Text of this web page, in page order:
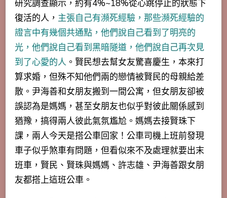
研究調查顯示，約有4%~18%從心跳停止的狀態下
復活的人， 主張自己有瀕死經驗，那些瀕死經驗的
證言中有幾個共通點，他們說自己看到了明亮的
光，他們說自己看到黑暗隧道，他們說自己再次見
到了心愛的人 。賢民想去幫女友驚喜慶生，本來打
算求婚，但殊不知他們兩的戀情被賢民的母親給差
散。尹海善和女朋友搬到一間公寓，但女朋友卻被
誤認為是媽媽，甚至女朋友也似乎對彼此關係感到
猶豫，搞得兩人彼此氣氛尷尬。媽媽去接賢珠下
課，兩人今天是搭公車回家！公車司機上班前發現
車子似乎煞車有問題，但看似來不及處理就要出末
班車，賢民、賢珠與媽媽、許志雄、尹海善跟女朋
友都搭上這班公車。